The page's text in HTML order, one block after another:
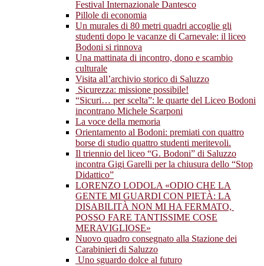
Festival Internazionale Dantesco
Pillole di economia
Un murales di 80 metri quadri accoglie gli
studenti dopo le vacanze di Carnevale: il liceo
Bodoni si rinnova
Una mattinata di incontro, dono e scambio
culturale
Visita all’archivio storico di Saluzzo
Sicurezza: missione possibile!
“Sicuri… per scelta”: le quarte del Liceo Bodoni
incontrano Michele Scarponi
La voce della memoria
Orientamento al Bodoni: premiati con quattro
borse di studio quattro studenti meritevoli.
Il triennio del liceo “G. Bodoni” di Saluzzo
incontra Gigi Garelli per la chiusura dello “Stop
Didattico”
LORENZO LODOLA «ODIO CHE LA
GENTE MI GUARDI CON PIETÀ: LA
DISABILITÀ NON MI HA FERMATO,
POSSO FARE TANTISSIME COSE
MERAVIGLIOSE»
Nuovo quadro consegnato alla Stazione dei
Carabinieri di Saluzzo
Uno sguardo dolce al futuro